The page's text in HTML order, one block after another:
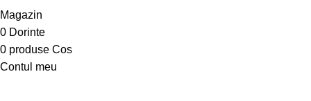
Magazin
0 Dorinte
0 produse Cos
Contul meu